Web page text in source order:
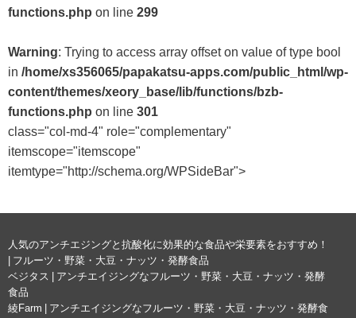
functions.php on line 299
Warning: Trying to access array offset on value of type bool
in /home/xs356065/papakatsu-apps.com/public_html/wp-
content/themes/xeory_base/lib/functions/bzb-
functions.php on line 301
class="col-md-4" role="complementary"
itemscope="itemscope"
itemtype="http://schema.org/WPSideBar">
人気のアンチエジングと抗酸化に効果的な食品や栄要素をおすすめ！
| フルーツ・野菜・大豆・ナッツ・発酵食品
ベジタス | アンチエイジングなフルーツ・野菜・大豆・ナッツ・発酵
食品
綾Farm | アンチエイジングなフルーツ・野菜・大豆・ナッツ・発酵食